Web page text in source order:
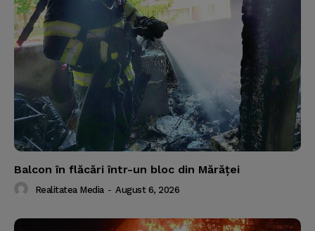
Balcon în flăcări într-un bloc din Mărăţei
Realitatea Media - August 6, 2026